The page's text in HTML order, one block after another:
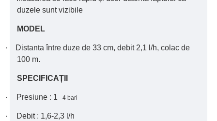
duzele sunt vizibile
MODEL
·
Distanta între duze de 33 cm, debit 2,1 l/h, colac de
100 m.
SPECIFICAȚII
· Presiune : 1 - 4 bari
· Debit : 1,6-2,3 l/h